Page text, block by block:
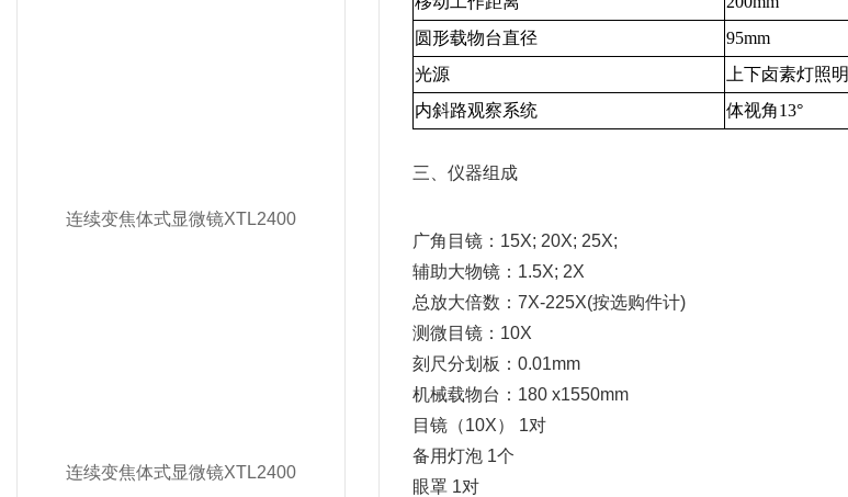
连续变焦体式显微镜XTL2400
连续变焦体式显微镜XTL2400
圆形载物台直径
95mm
光源
上下卤素灯照明
内斜路观察系统
体视角13°
三、仪器组成
广角目镜：15X; 20X; 25X;
辅助大物镜：1.5X; 2X
总放大倍数：7X-225X(按选购件计)
测微目镜：10X
刻尺分划板：0.01mm
机械载物台：180 x1550mm
目镜（10X） 1对
备用灯泡 1个
眼罩 1对